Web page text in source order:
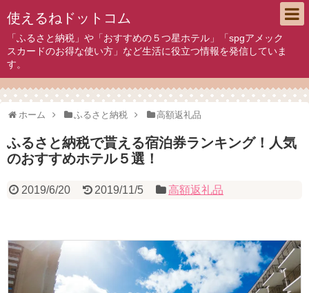
使えるねドットコム
「ふるさと納税」や「おすすめの５つ星ホテル」「spgアメック
スカードのお得な使い方」など生活に役立つ情報を発信していま
す。
ホーム ふるさと納税 高額返礼品
ふるさと納税で貰える宿泊券ランキング！人気
のおすすめホテル５選！
2019/6/20 2019/11/5 高額返礼品